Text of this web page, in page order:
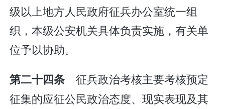
级以上地方人民政府征兵办公室统一组
织，本级公安机关具体负责实施，有关单
位予以协助。
第二十四条 征兵政治考核主要考核预定
征集的应征公民政治态度、现实表现及其